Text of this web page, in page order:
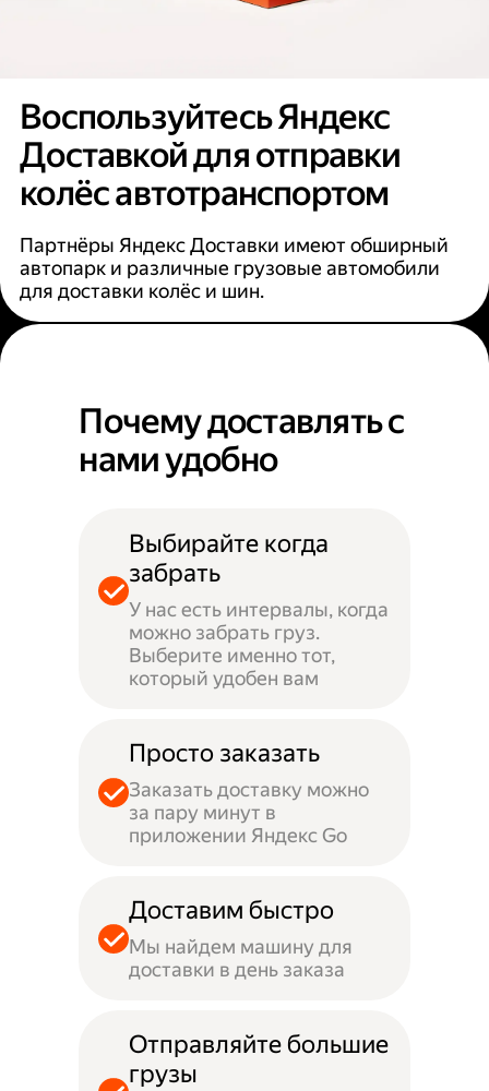
Воспользуйтесь Яндекс
Доставкой для отправки
колёс автотранспортом
Партнёры Яндекс Доставки имеют обширный
автопарк и различные грузовые автомобили
для доставки колёс и шин.
Почему доставлять с
нами удобно
Выбирайте когда
забрать
У нас есть интервалы, когда
можно забрать груз.
Выберите именно тот,
который удобен вам
Просто заказать
Заказать доставку можно
за пару минут в
приложении Яндекс Go
Доставим быстро
Мы найдем машину для
доставки в день заказа
Отправляйте большие
грузы